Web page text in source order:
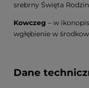
srebrny Święta
Kowczeg – w
wgłębienie w
Dane